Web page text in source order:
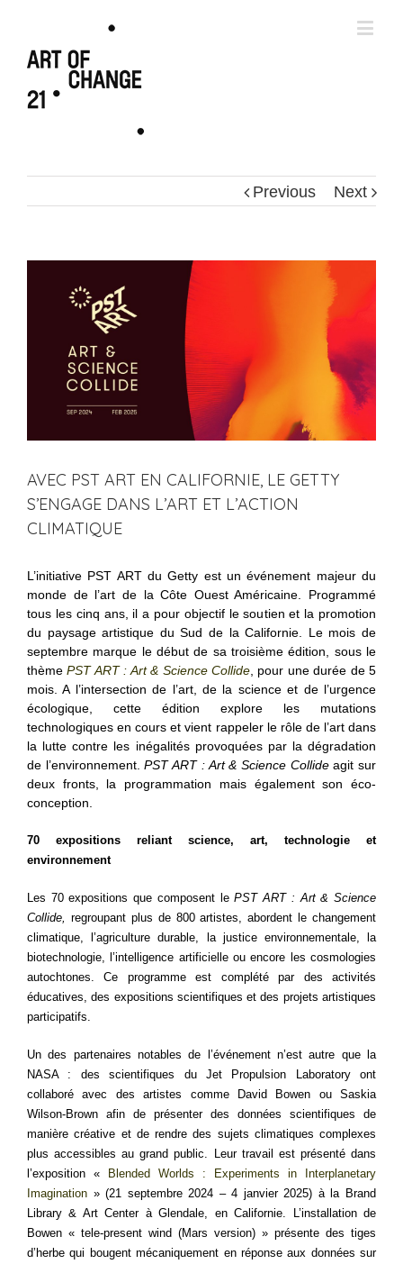
Previous Next
AVEC PST ART EN CALIFORNIE, LE GETTY
S’ENGAGE DANS L’ART ET L’ACTION
CLIMATIQUE
L’initiative PST ART du Getty est un événement majeur du
monde de l’art de la Côte Ouest Américaine. Programmé
tous les cinq ans, il a pour objectif le soutien et la promotion
du paysage artistique du Sud de la Californie. Le mois de
septembre marque le début de sa troisième édition, sous le
thèmePST ART : Art & Science Collide, pour une durée de 5
mois. A l’intersection de l’art, de la science et de l’urgence
écologique, cette édition explore les mutations
technologiques en cours et vient rappeler le rôle de l’art dans
la lutte contre les inégalités provoquées par la dégradation
de l’environnement.PST ART : Art & Science Collideagit sur
deux fronts, la programmation mais également son éco-
conception.
70 expositions reliant science, art, technologie et
environnement
Les 70 expositions que composent lePST ART : Art & Science
Collide, regroupant plus de 800 artistes, abordent le changement
climatique, l’agriculture durable, la justice environnementale, la
biotechnologie, l’intelligence artificielle ou encore les cosmologies
autochtones. Ce programme est complété par des activités
éducatives, des expositions scientifiques et des projets artistiques
participatifs.
Un des partenaires notables de l’événement n’est autre que la
NASA : des scientifiques du Jet Propulsion Laboratory ont
collaboré avec des artistes comme David Bowen ou Saskia
Wilson-Brown afin de présenter des données scientifiques de
manière créative et de rendre des sujets climatiques complexes
plus accessibles au grand public. Leur travail est présenté dans
l’exposition « Blended Worlds : Experiments in Interplanetary
Imagination » (21 septembre 2024 – 4 janvier 2025) à la Brand
Library & Art Center à Glendale, en Californie
L’installation de
Bowen « tele-present wind (Mars version) » présente des tiges
d’herbe qui bougent mécaniquement en réponse aux données sur